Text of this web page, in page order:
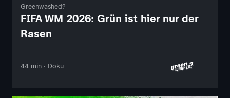
Greenwashed?
FIFA WM 2026: Grün ist hier nur der
Rasen
44 min · Doku